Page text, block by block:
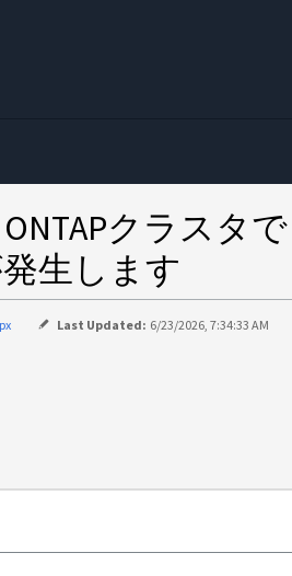
クラスタ
生します
Last Updated: 6/23/2026, 7:34:33 AM